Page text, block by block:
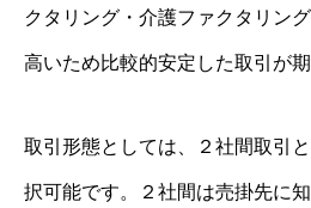
クタリング・介護ファクタリン
高いため比較的安定した取引が期
取引形態としては、２社間取引
択可能です。２社間は売掛先に